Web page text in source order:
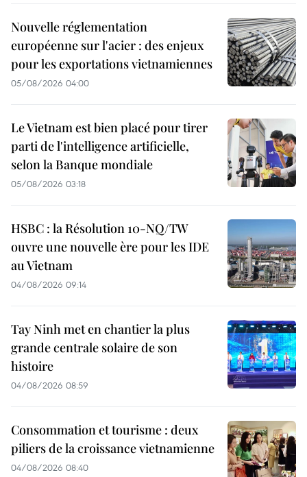
Nouvelle réglementation
européenne sur l'acier : des enjeux
pour les exportations vietnamiennes
05/08/2026 04:00
Le Vietnam est bien placé pour tirer
parti de l'intelligence artificielle,
selon la Banque mondiale
05/08/2026 03:18
HSBC : la Résolution 10-NQ/TW
ouvre une nouvelle ère pour les IDE
au Vietnam
04/08/2026 09:14
Tay Ninh met en chantier la plus
grande centrale solaire de son
histoire
04/08/2026 08:59
Consommation et tourisme : deux
piliers de la croissance vietnamienne
04/08/2026 08:40